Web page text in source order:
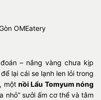
OMEatery
– nắng vàng chưa kịp
lại cái se lạnh len lỏi trong
một nồi Lẩu Tomyum nóng
nhỏ” sưởi ấm cơ thể và tâm